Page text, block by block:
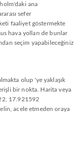
ana
sefer
faaliyet göstermekte
hava yolları de bunlar
seçim yapabileceğiniz
olup 'ye yaklaşık
bir nokta. Harita veya
17.921592
acele etmeden oraya